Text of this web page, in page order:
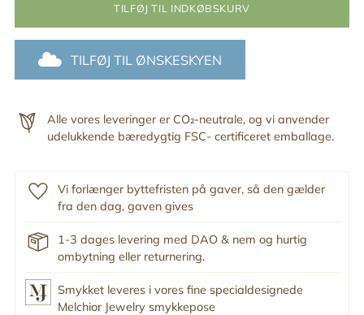
TILFØJ TIL INDKØBSKURV
TILFØJ TIL ØNSKESKYEN
Alle vores leveringer er CO₂-neutrale, og vi anvender
udelukkende bæredygtig FSC- certificeret emballage.
Vi forlænger byttefristen på gaver, så den gælder
fra den dag, gaven gives
1-3 dages levering med DAO & nem og hurtig
ombytning eller returnering.
Smykket leveres i vores fine specialdesignede
Melchior Jewelry smykkepose